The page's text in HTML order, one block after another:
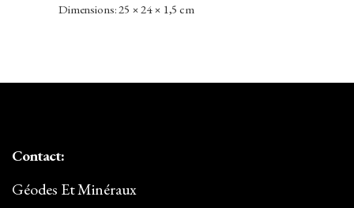
Dimensions: 25 × 24 × 1,5 cm
Contact:
Géodes Et Minéraux